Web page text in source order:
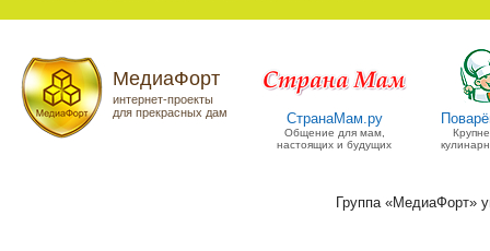
МедиаФорт
интернет-проекты
для прекрасных дам
СтранаМам.ру
Общение для мам,
настоящих и будущих
Группа «МедиаФорт»